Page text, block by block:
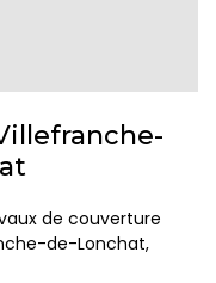
de couverture
de-Lonchat,